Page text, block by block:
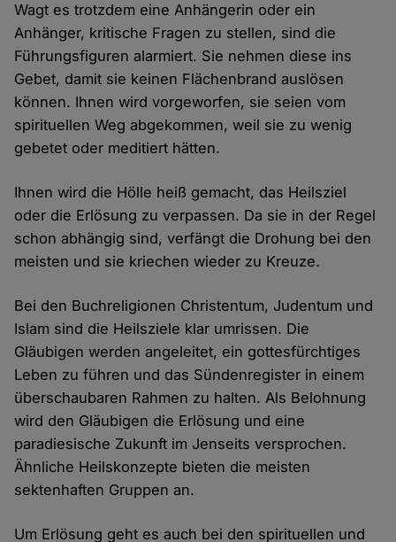
Wagt es trotzdem eine Anhängerin oder ein
Anhänger, kritische Fragen zu stellen, sind die
Führungsfiguren alarmiert. Sie nehmen diese ins
Gebet, damit sie keinen Flächenbrand auslösen
können. Ihnen wird vorgeworfen, sie seien vom
spirituellen Weg abgekommen, weil sie zu wenig
gebetet oder meditiert hätten.
Ihnen wird die Hölle heiß gemacht, das Heilsziel
oder die Erlösung zu verpassen. Da sie in der Regel
schon abhängig sind, verfängt die Drohung bei den
meisten und sie kriechen wieder zu Kreuze.
Bei den Buchreligionen Christentum, Judentum und
Islam sind die Heilsziele klar umrissen. Die
Gläubigen werden angeleitet, ein gottesfürchtiges
Leben zu führen und das Sündenregister in einem
überschaubaren Rahmen zu halten. Als Belohnung
wird den Gläubigen die Erlösung und eine
paradiesische Zukunft im Jenseits versprochen.
Ähnliche Heilskonzepte bieten die meisten
sektenhaften Gruppen an.
Um Erlösung geht es auch bei den spirituellen und